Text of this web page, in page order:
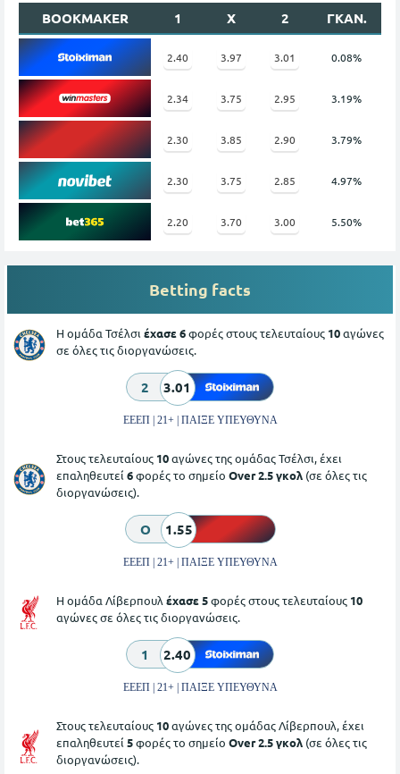
BOOKMAKER 1 X 2 ΓΚΑΝ.
2.40 3.97 3.01 0.08%
2.34 3.75 2.95 3.19%
2.30 3.85 2.90 3.79%
2.30 3.75 2.85 4.97%
2.20 3.70 3.00 5.50%
Betting facts
Η ομάδα Τσέλσι έχασε 6φορές στους τελευταίους 10αγώνες
σε όλες τις διοργανώσεις.
2 3.01
ΕΕΕΠ | 21+ | ΠΑΙΞΕ ΥΠΕΥΘΥΝΑ
Στους τελευταίους 10αγώνες της ομάδας Τσέλσι, έχει
επαληθευτεί 6φορές το σημείο Over 2.5 γκολ (σε όλες τις
διοργανώσεις).
O 1.55
ΕΕΕΠ | 21+ | ΠΑΙΞΕ ΥΠΕΥΘΥΝΑ
Η ομάδα Λίβερπουλ έχασε 5φορές στους τελευταίους 10
αγώνες σε όλες τις διοργανώσεις.
1 2.40
ΕΕΕΠ | 21+ | ΠΑΙΞΕ ΥΠΕΥΘΥΝΑ
Στους τελευταίους 10αγώνες της ομάδας Λίβερπουλ, έχει
επαληθευτεί 5φορές το σημείο Over 2.5 γκολ (σε όλες τις
διοργανώσεις).